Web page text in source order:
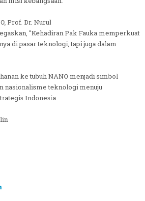
Prof. Dr. Nurul
"Kehadiran Pak Fauka memperkuat
di pasar teknologi, tapi juga dalam
ke tubuh NANO menjadi simbol
nasionalisme teknologi menuju
Indonesia.